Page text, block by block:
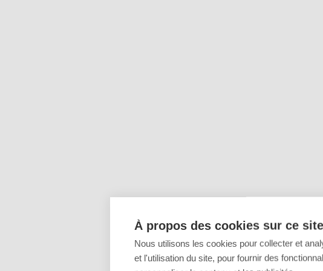
À propos des cookies sur ce site
Nous utilisons les cookies pour collecter et
et l'utilisation du site, pour fournir des